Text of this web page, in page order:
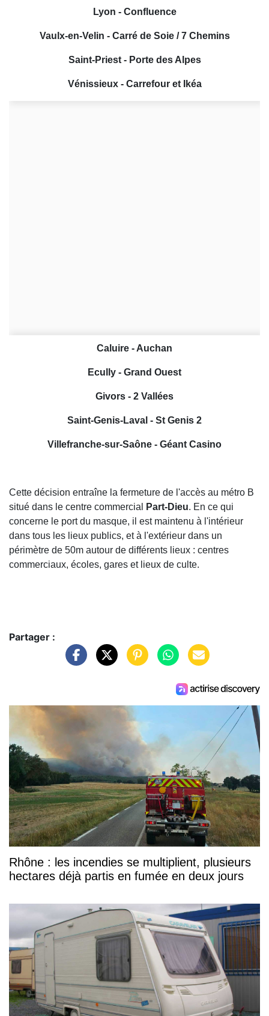
Lyon - Confluence
Vaulx-en-Velin - Carré de Soie / 7 Chemins
Saint-Priest - Porte des Alpes
Vénissieux - Carrefour et Ikéa
Caluire - Auchan
Ecully - Grand Ouest
Givors - 2 Vallées
Saint-Genis-Laval - St Genis 2
Villefranche-sur-Saône - Géant Casino
Cette décision entraîne la fermeture de l'accès au métro B
situé dans le centre commercial
Part-Dieu. En ce qui
concerne le port du masque, il est maintenu à l'intérieur
dans tous les lieux publics, et à l'extérieur dans un
périmètre de 50m autour de différents lieux : centres
commerciaux, écoles, gares et lieux de culte.
Partager :
Rhône : les incendies se multiplient, plusieurs
hectares déjà partis en fumée en deux jours